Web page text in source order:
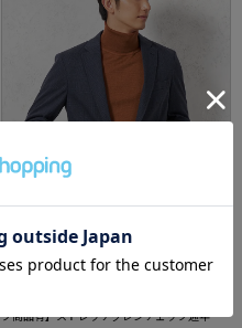
全1色
プ商品有】ストレッチグレンチェック通年